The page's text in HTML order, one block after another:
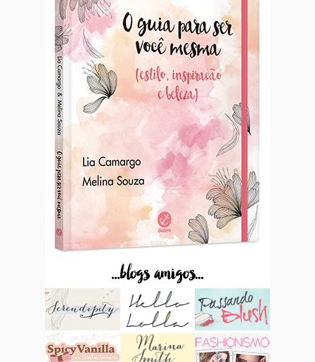
...blogs amigos...